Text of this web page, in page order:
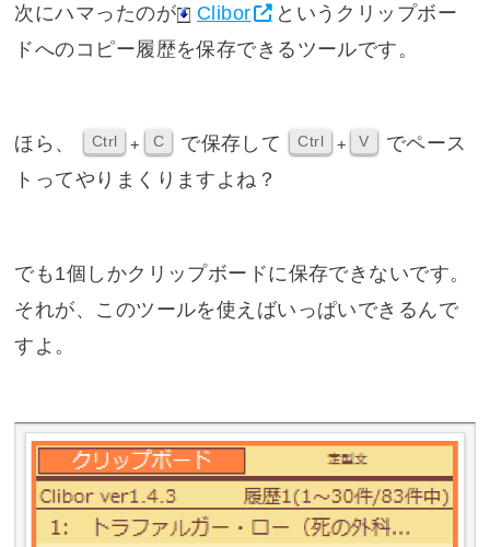
次にハマったのが Clibor
というクリップボー
ドへのコピー履歴を保存できるツールです。
ほら、 Ctrl + C で保存して Ctrl + V
でペース
トってやりまくりますよね？
でも1個しかクリップボードに保存できないです。
それが、このツールを使えばいっぱいできるんで
すよ。